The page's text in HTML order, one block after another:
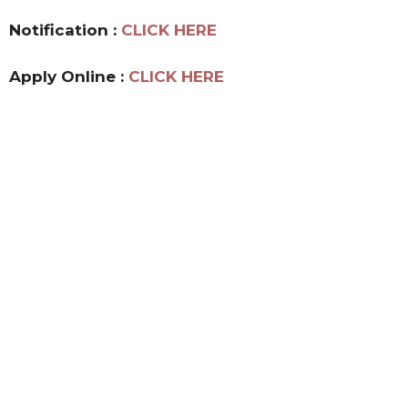
Notification : CLICK HERE
Apply Online : CLICK HERE